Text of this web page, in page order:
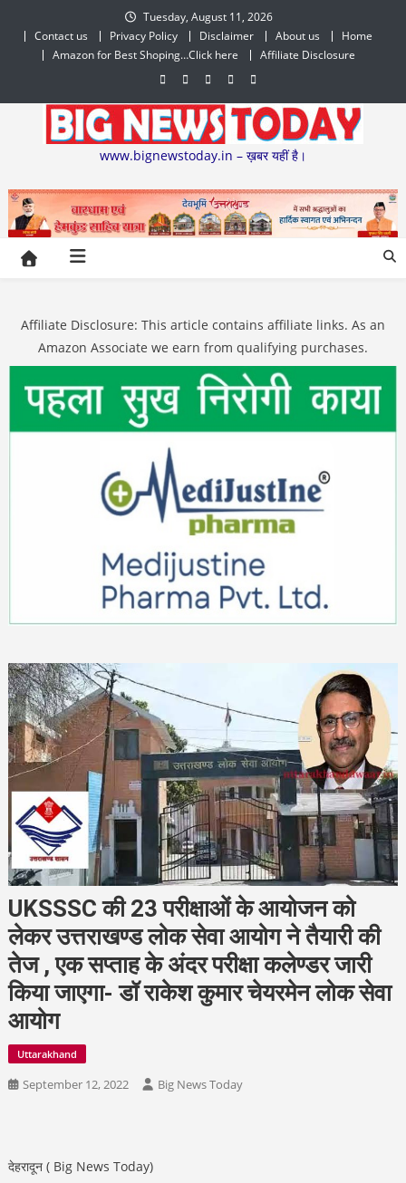
content
Tuesday, August 11, 2026
Contact us
Privacy Policy Disclaimer About us
Home
Amazon for Best Shoping…Click here
Affiliate Disclosure
www.bignewstoday.in – ख़बर यहीं है।
Affiliate Disclosure: This article contains affiliate links. As an
Amazon Associate we earn from qualifying purchases.
UKSSSC की 23 परीक्षाओं के आयोजन को
लेकर उत्तराखण्ड लोक सेवा आयोग ने तैयारी की
तेज , एक सप्ताह के अंदर परीक्षा कलेण्डर जारी
किया जाएगा- डॉ राकेश कुमार चेयरमेन लोक सेवा
आयोग
Uttarakhand
September 12, 2022 Big News Today
देहरादून ( Big News Today)